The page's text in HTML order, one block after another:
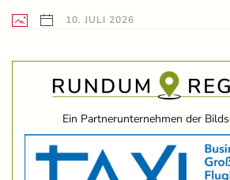
10. JULI 2026
Ein Partnerunternehmen der